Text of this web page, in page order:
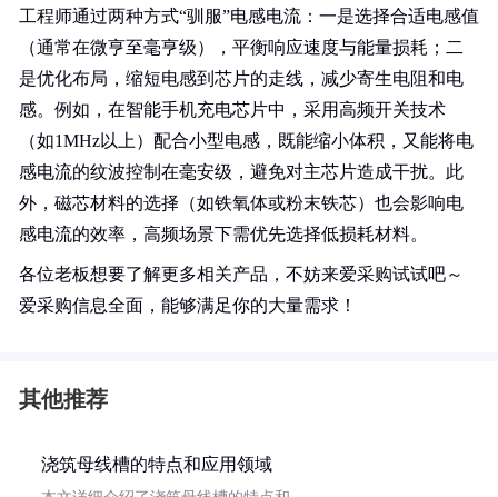
工程师通过两种方式“驯服”电感电流：一是选择合适电感值
（通常在微亨至毫亨级），平衡响应速度与能量损耗；二
是优化布局，缩短电感到芯片的走线，减少寄生电阻和电
感。例如，在智能手机充电芯片中，采用高频开关技术
（如1MHz以上）配合小型电感，既能缩小体积，又能将电
感电流的纹波控制在毫安级，避免对主芯片造成干扰。此
外，磁芯材料的选择（如铁氧体或粉末铁芯）也会影响电
感电流的效率，高频场景下需优先选择低损耗材料。
各位老板想要了解更多相关产品，不妨来爱采购试试吧～
爱采购信息全面，能够满足你的大量需求！
其他推荐
浇筑母线槽的特点和应用领域